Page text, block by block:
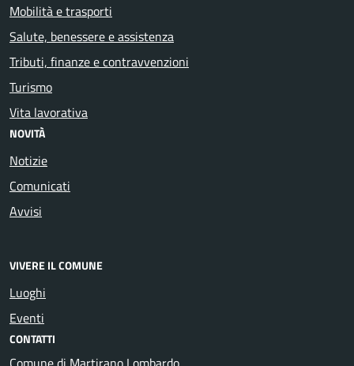
Mobilità e trasporti
Salute, benessere e assistenza
Tributi, finanze e contravvenzioni
Turismo
Vita lavorativa
NOVITÀ
Notizie
Comunicati
Avvisi
VIVERE IL COMUNE
Luoghi
Eventi
CONTATTI